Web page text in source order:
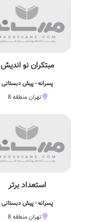
مبتکران نو اندیش
پسرانه - پیش دبستانی
تهران منطقه 8
استعداد برتر
پسرانه - پیش دبستانی
تهران منطقه 8